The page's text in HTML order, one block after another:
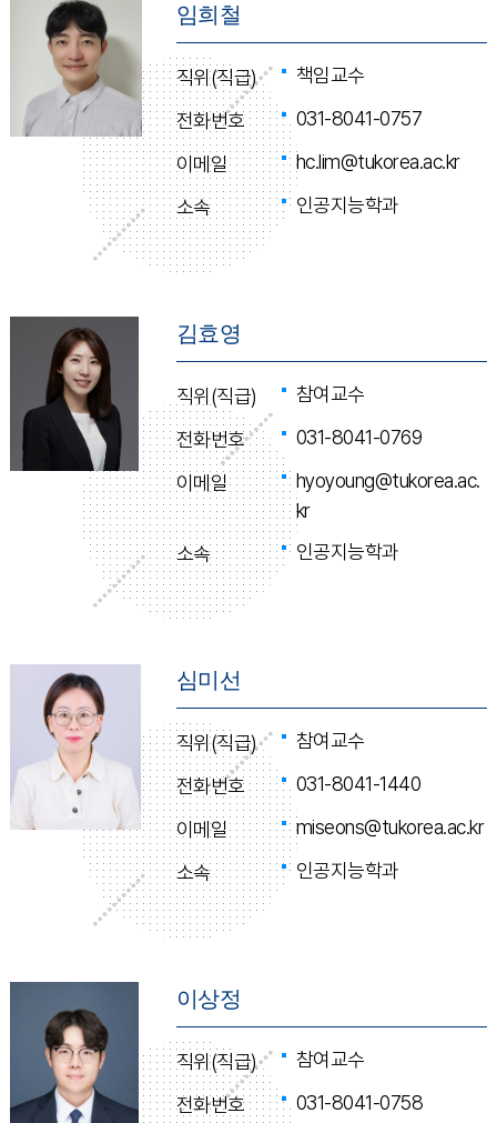
임희철
직위(직급)
책임교수
전화번호
031-8041-0757
이메일
hc.lim@tukorea.ac.kr
소속
인공지능학과
김효영
직위(직급)
참여교수
전화번호
031-8041-0769
이메일
hyoyoung@tukorea.ac.
kr
소속
인공지능학과
심미선
직위(직급)
참여교수
전화번호
031-8041-1440
이메일
miseons@tukorea.ac.kr
소속
인공지능학과
이상정
직위(직급)
참여교수
전화번호
031-8041-0758